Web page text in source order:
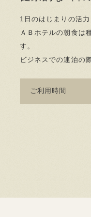
1日のはじまりの活
ＡＢホテルの朝食は
す。
ビジネスでの連泊の
ご利用時間